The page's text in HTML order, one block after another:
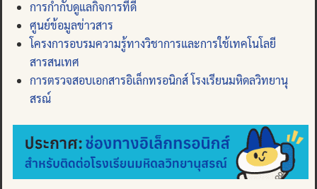
การกำกับดูแลกิจการที่ดี
ศูนย์ข้อมูลข่าวสาร
โครงการอบรมความรู้ทางวิชาการและการใช้เทคโนโลยี
สารสนเทศ
การตรวจสอบเอกสารอิเล็กทรอนิกส์ โรงเรียนมหิดลวิทยานุ
สรณ์